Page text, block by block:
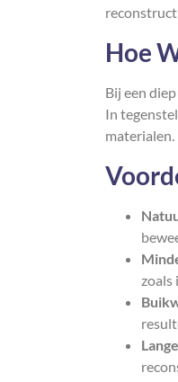
Hoe
Bij een
In
zoals